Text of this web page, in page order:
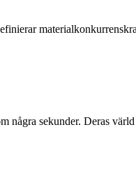
några sekunder. Deras